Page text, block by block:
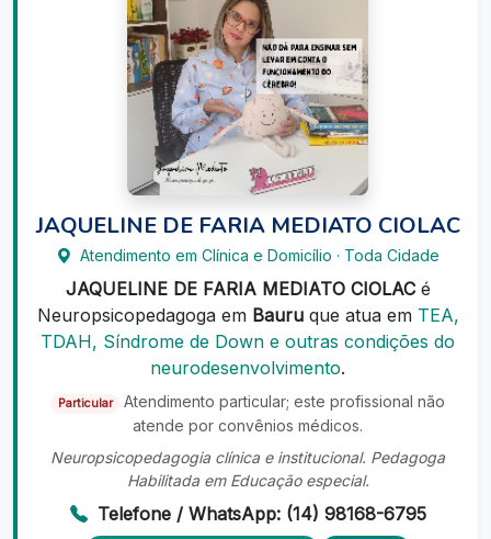
JAQUELINE DE FARIA MEDIATO CIOLAC
Atendimento em Clínica e Domicílio · Toda Cidade
JAQUELINE DE FARIA MEDIATO CIOLACé
Neuropsicopedagoga em Bauruque atua em TEA,
TDAH, Síndrome de Down e outras condições do
neurodesenvolvimento.
Particular
Atendimento particular; este profissional não
atende por convênios médicos.
Neuropsicopedagogia clínica e institucional. Pedagoga
Habilitada em Educação especial.
Telefone / WhatsApp: (14) 98168-6795